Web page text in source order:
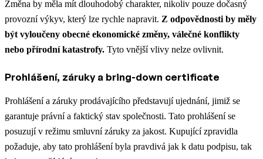
Změna by měla mít dlouhodobý charakter, nikoliv pouze dočasný
provozní výkyv, který lze rychle napravit. Z odpovědnosti by měly
být vyloučeny obecné ekonomické změny, válečné konflikty
nebo přírodní katastrofy. Tyto vnější vlivy nelze ovlivnit.
Prohlášení, záruky a bring-down certificate
Prohlášení a záruky prodávajícího představují ujednání, jimiž se
garantuje právní a faktický stav společnosti. Tato prohlášení se
posuzují v režimu smluvní záruky za jakost. Kupující zpravidla
požaduje, aby tato prohlášení byla pravdivá jak k datu podpisu, tak